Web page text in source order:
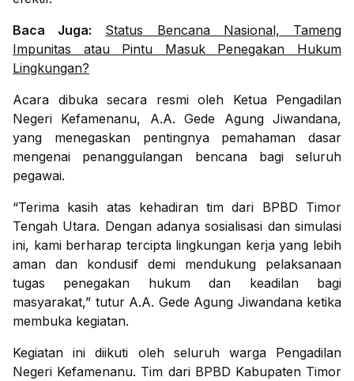
Baca Juga:
Status Bencana Nasional, Tameng
Impunitas atau Pintu Masuk Penegakan Hukum
Lingkungan?
Acara dibuka secara resmi oleh Ketua Pengadilan
Negeri Kefamenanu, A.A. Gede Agung Jiwandana,
yang menegaskan pentingnya pemahaman dasar
mengenai penanggulangan bencana bagi seluruh
pegawai.
“Terima kasih atas kehadiran tim dari BPBD Timor
Tengah Utara. Dengan adanya sosialisasi dan simulasi
ini, kami berharap tercipta lingkungan kerja yang lebih
aman dan kondusif demi mendukung pelaksanaan
tugas penegakan hukum dan keadilan bagi
masyarakat,” tutur A.A. Gede Agung Jiwandana ketika
membuka kegiatan.
Kegiatan ini diikuti oleh seluruh warga Pengadilan
Negeri Kefamenanu. Tim dari BPBD Kabupaten Timor